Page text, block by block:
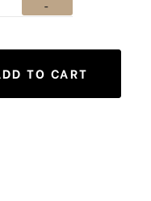
TO CART